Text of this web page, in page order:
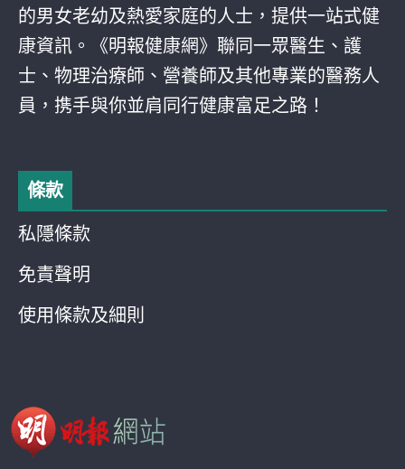
的男女老幼及熱愛家庭的人士，提供一站式健
康資訊。《明報健康網》聯同一眾醫生、護
士、物理治療師、營養師及其他專業的醫務人
員，携手與你並肩同行健康富足之路！
條款
私隱條款
免責聲明
使用條款及細則